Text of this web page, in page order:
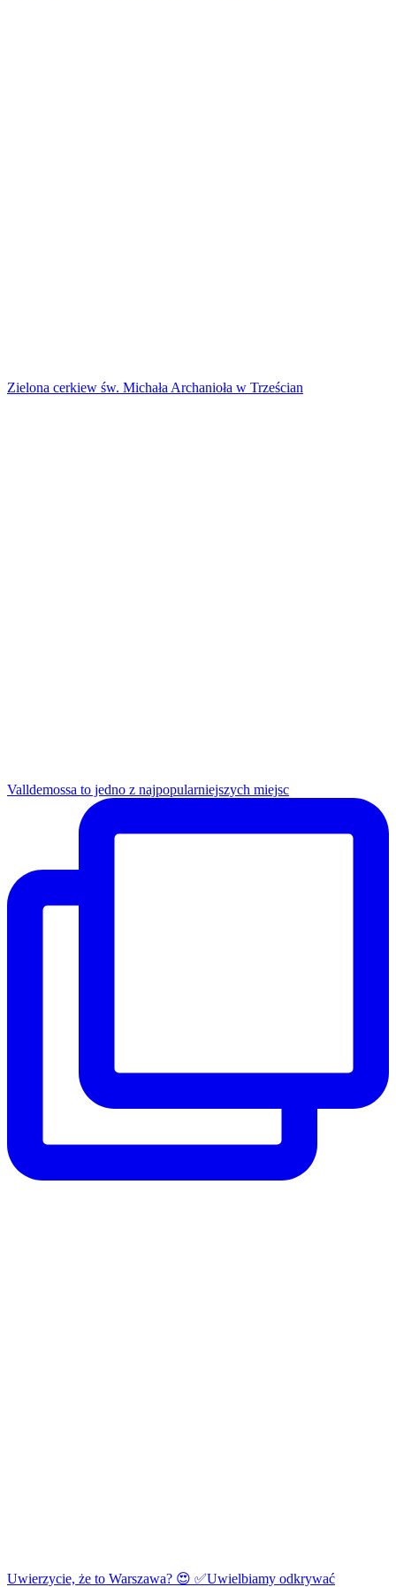
Zielona cerkiew św. Michała Archanioła w Trześcian
Valldemossa to jedno z najpopularniejszych miejsc
Uwierzycie, że to Warszawa? 😍 ✅Uwielbiamy odkrywać